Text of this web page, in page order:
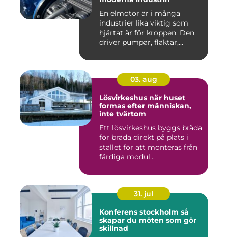
En elmotor är i många
industrier lika viktig som
hjärtat är för kroppen. Den
driver pumpar, fläktar,...
03. aug
Lösvirkeshus när huset
formas efter människan,
inte tvärtom
Ett lösvirkeshus byggs bräda
för bräda direkt på plats i
stället för att monteras från
färdiga modul...
31. jul
Konferens stockholm så
skapar du möten som gör
skillnad